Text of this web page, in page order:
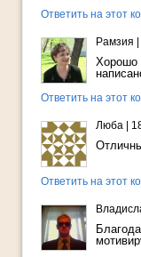
Ответить на этот
Рамзия |
Хорошо
Ответить на этот
Люба |
Ответить на этот